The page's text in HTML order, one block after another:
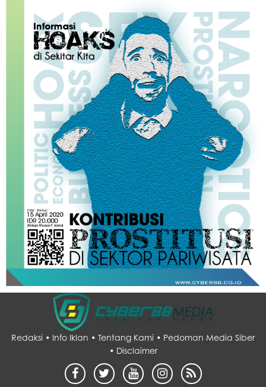
Redaksi • Info Iklan • Tentang Kami • Pedoman Media Siber
• Disclaimer